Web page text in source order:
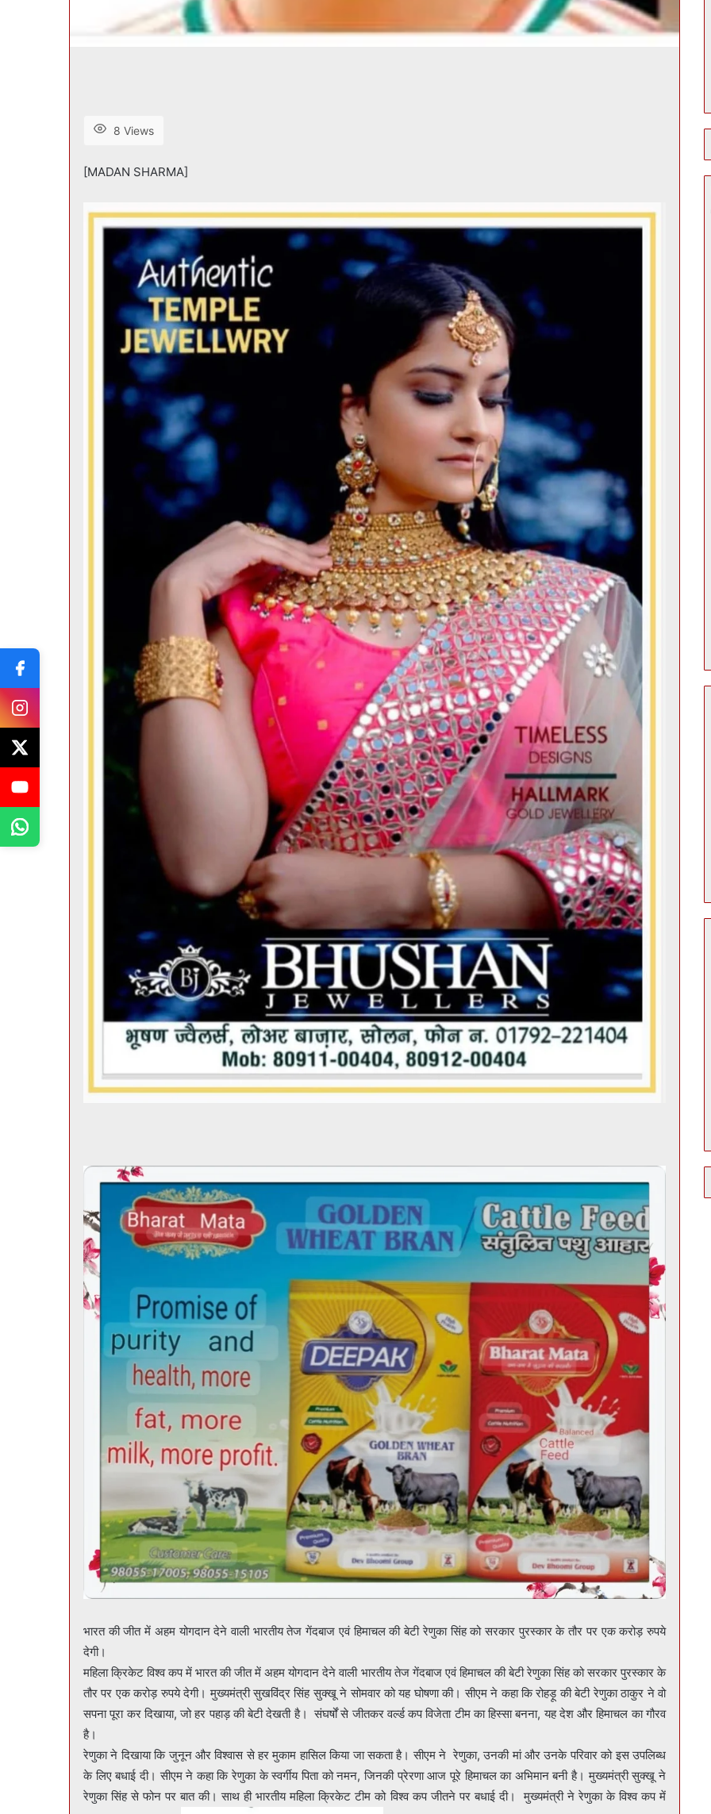
8 Views
[MADAN SHARMA]
भारत की जीत में अहम योगदान देने वाली भारतीय तेज गेंदबाज एवं हिमाचल की बेटी रेणुका सिंह को सरकार पुरस्कार के तौर पर एक करोड़ रुपये
देगी।
महिला क्रिकेट विश्व कप में भारत की जीत में अहम योगदान देने वाली भारतीय तेज गेंदबाज एवं हिमाचल की बेटी रेणुका सिंह को सरकार पुरस्कार के
तौर पर एक करोड़ रुपये देगी। मुख्यमंत्री सुखविंद्र सिंह सुक्खू ने सोमवार को यह घोषणा की। सीएम ने कहा कि रोहड़ू की बेटी रेणुका ठाकुर ने वो
सपना पूरा कर दिखाया, जो हर पहाड़ की बेटी देखती है। संघर्षों से जीतकर वर्ल्ड कप विजेता टीम का हिस्सा बनना, यह देश और हिमाचल का गौरव
है।
रेणुका ने दिखाया कि जुनून और विश्वास से हर मुकाम हासिल किया जा सकता है। सीएम ने रेणुका, उनकी मां और उनके परिवार को इस उपलिब्ध
के लिए बधाई दी। सीएम ने कहा कि रेणुका के स्वर्गीय पिता को नमन, जिनकी प्रेरणा आज पूरे हिमाचल का अभिमान बनी है। मुख्यमंत्री सुक्खू ने
रेणुका सिंह से फोन पर बात की। साथ ही भारतीय महिला क्रिकेट टीम को विश्व कप जीतने पर बधाई दी। मुख्यमंत्री ने रेणुका के विश्व कप में